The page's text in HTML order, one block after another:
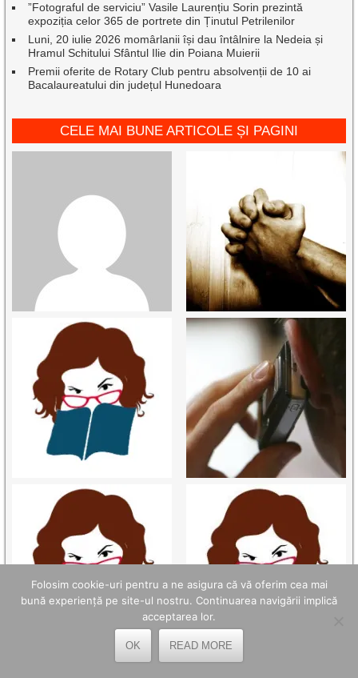
”Fotograful de serviciu” Vasile Laurențiu Sorin prezintă
expoziția celor 365 de portrete din Ținutul Petrilenilor
Luni, 20 iulie 2026 momârlanii își dau întâlnire la Nedeia și
Hramul Schitului Sfântul Ilie din Poiana Muierii
Premii oferite de Rotary Club pentru absolvenții de 10 ai
Bacalaureatului din județul Hunedoara
CELE MAI BUNE ARTICOLE ȘI PAGINI
Folosim cookie-uri pentru a ne asigura că vă oferim cea mai
bună experiență pe site-ul nostru. Continuarea navigării implică
acceptarea lor.
OK READ MORE